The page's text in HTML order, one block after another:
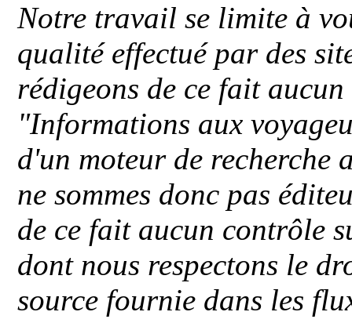
Notre travail se limite à
qualité effectué par des
rédigeons de ce fait
"Informations aux
d'un moteur de recherche
ne sommes donc pas
de ce fait aucun contrôle
dont nous respectons le
source fournie dans les